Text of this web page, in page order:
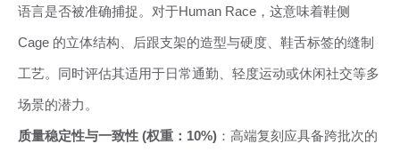
语言是否被准确捕捉。对于Human Race，这意味着鞋侧
Cage 的立体结构、后跟支架的造型与硬度、鞋舌标签的缝制
工艺。同时评估其适用于日常通勤、轻度运动或休闲社交等多
场景的潜力。
质量稳定性与一致性 (权重：10%) ：高端复刻应具备跨批次的